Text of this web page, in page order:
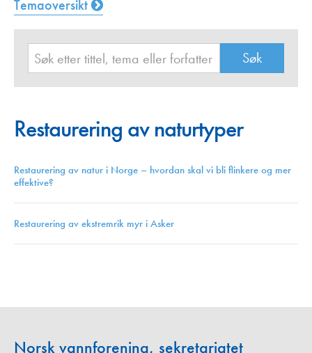
Temaoversikt
Restaurering av naturtyper
Restaurering av natur i Norge – hvordan skal vi bli flinkere og mer
effektive?
Restaurering av ekstremrik myr i Asker
Norsk vannforening, sekretariatet